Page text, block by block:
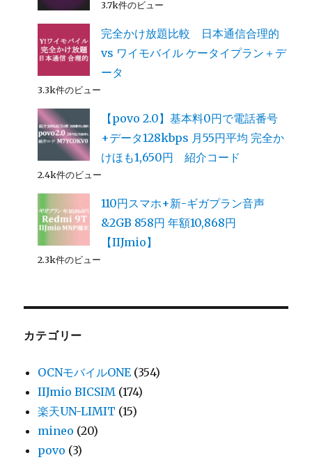
3.7k件のビュー
完全かけ放題比較 日本通信合理的
vs ワイモバイル ケータイプラン＋デ
ータ
3.3k件のビュー
【povo 2.0】基本料0円で電話番号
+データ128kbps 月55円平均 完全か
けほも1,650円 紹介コード
2.4k件のビュー
110円スマホ+新-ギガプラン音声
&2GB 858円 年額10,868円
【IIJmio】
2.3k件のビュー
カテゴリー
OCNモバイルONE (354)
IIJmio BICSIM (174)
楽天UN-LIMIT (15)
mineo (20)
povo (3)